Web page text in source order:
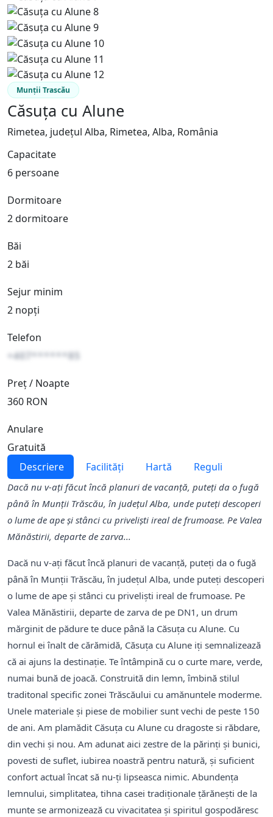
Munții Trascău
Căsuța cu Alune
Rimetea, județul Alba, Rimetea, Alba, România
Capacitate
6 persoane
Dormitoare
2 dormitoare
Băi
2 băi
Sejur minim
2 nopți
Telefon
+407******85
Preț / Noapte
360 RON
Anulare
Gratuită
Descriere
Facilități Hartă Reguli
Dacă nu v-aţi făcut încă planuri de vacanţă, puteţi da o fugă
până în Munţii Trăscău, în județul Alba, unde puteţi descoperi
o lume de ape şi stânci cu privelişti ireal de frumoase. Pe Valea
Mănăstirii, departe de zarva...
Dacă nu v-aţi făcut încă planuri de vacanţă, puteţi da o fugă
până în Munţii Trăscău, în județul Alba, unde puteţi descoperi
o lume de ape şi stânci cu privelişti ireal de frumoase. Pe
Valea Mănăstirii, departe de zarva de pe DN1, un drum
mărginit de pădure te duce până la Căsuţa cu Alune. Cu
hornul ei înalt de cărămidă, Căsuța cu Alune iți semnalizează
că ai ajuns la destinație. Te întâmpină cu o curte mare, verde,
numai bună de joacă. Construită din lemn, îmbină stilul
traditonal specific zonei Trăscăului cu amănuntele moderme.
Unele materiale şi piese de mobilier sunt vechi de peste 150
de ani. Am plamădit Căsuța cu Alune cu dragoste si răbdare,
din vechi și nou. Am adunat aici zestre de la părinți și bunici,
povesti de suflet, iubirea noastră pentru natură, și suficient
confort actual încat să nu-ți lipseasca nimic. Abundența
lemnului, simplitatea, tihna casei tradiționale țărănești de la
munte se armonizează cu vivacitatea și spiritul gospodăresc